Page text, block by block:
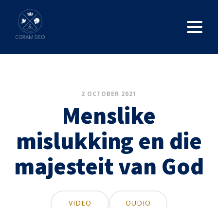
2 OCTOBER 2021
Menslike
mislukking en die
majesteit van God
VIDEO OUDIO